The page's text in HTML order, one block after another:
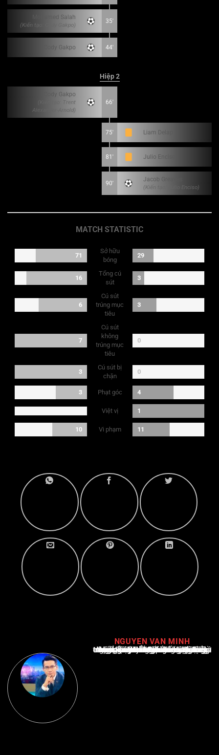
Mohamed Salah
(Kiến tạo: Cody Gakpo)
35'
Cody Gakpo 44'
Hiệp 2
Cody Gakpo
(Kiến tạo: Trent
Alexander-Arnold)
66'
75' Liam Delap
81' Julio Enciso
90'
Jacob Greaves
(Kiến tạo: Julio Enciso)
MATCH STATISTIC
71
Sở hữu
bóng
29
16
Tổng cú
sút
3
6
Cú sút
trúng mục
tiêu
3
7
Cú sút
không
trúng mục
tiêu
0
3
Cú sút bị
chặn
0
3 Phạt góc 4
Việt vị 1
10 Vi phạm 11
NGUYEN VAN MINH
Nguyễn Văn Minh là một trong những chuyên gia hàng đầu về báo cáo tin tức thể thao tại Việt Nam, với hơn 10 năm hoạt động trong ngành. Ông có kiến thức sâu rộng và kinh nghiệm đáng kể trong việc phân tích và báo cáo về các sự kiện thể thao hàng đầu. Sự hiểu biết sâu sắc của ông về ngành này đã giúp ông xây dựng uy tín và danh tiếng trong cộng đồng báo chí thể thao.